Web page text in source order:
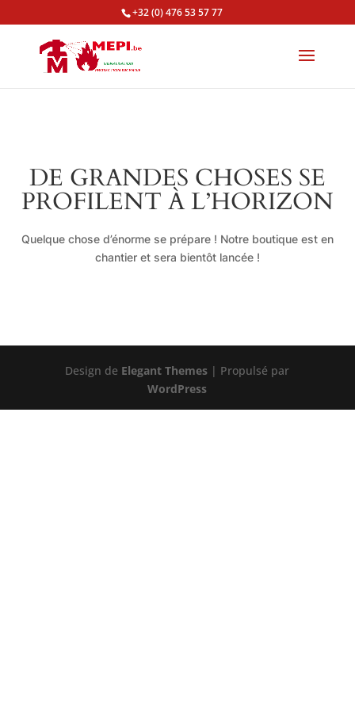
+32 (0) 476 53 57 77
DE GRANDES CHOSES SE
PROFILENT À L’HORIZON
Quelque chose d’énorme se prépare ! Notre boutique est en
chantier et sera bientôt lancée !
Design de Elegant Themes | Propulsé par
WordPress